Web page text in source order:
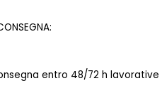
entro 48/72 h lavorative